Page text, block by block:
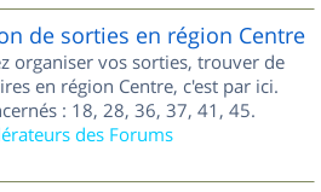
de sorties en région Centre
organiser vos sorties, trouver de
en région Centre, c'est par ici.
: 18, 28, 36, 37, 41, 45.
des Forums